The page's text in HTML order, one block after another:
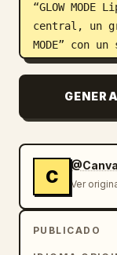
“GLOW
central, un
MODE” con
“Lip Balm”, y
izquierda,
derecha,
redondeada
image-2”,
puntero
del banner,
una insignia
C
@Canva
Ver
PUBLICADO